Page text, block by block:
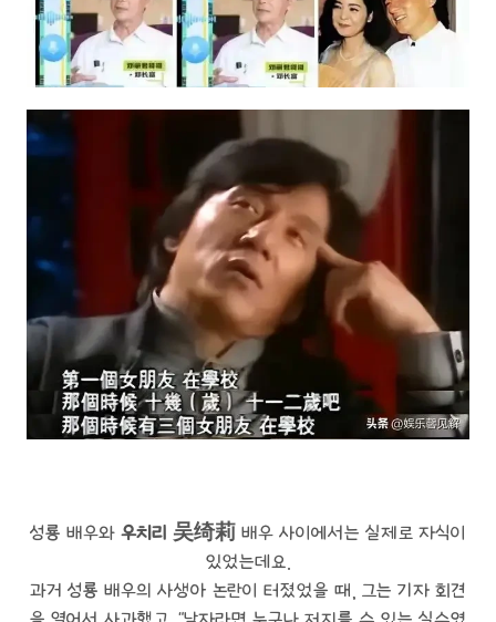
성룡 배우와 우치리 吴绮莉 배우 사이에서는 실제로 자식이
있었는데요.
과거 성룡 배우의 사생아 논란이 터졌었을 때, 그는 기자 회견